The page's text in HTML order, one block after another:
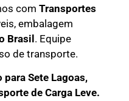
com Transportes
, embalagem
Brasil. Equipe
de transporte.
para Sete Lagoas,
de Carga Leve.